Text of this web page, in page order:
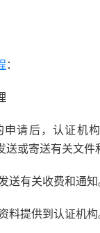
：
申请后，认证机
或寄送有关文件
送有关收费和通知
料提供到认证机构